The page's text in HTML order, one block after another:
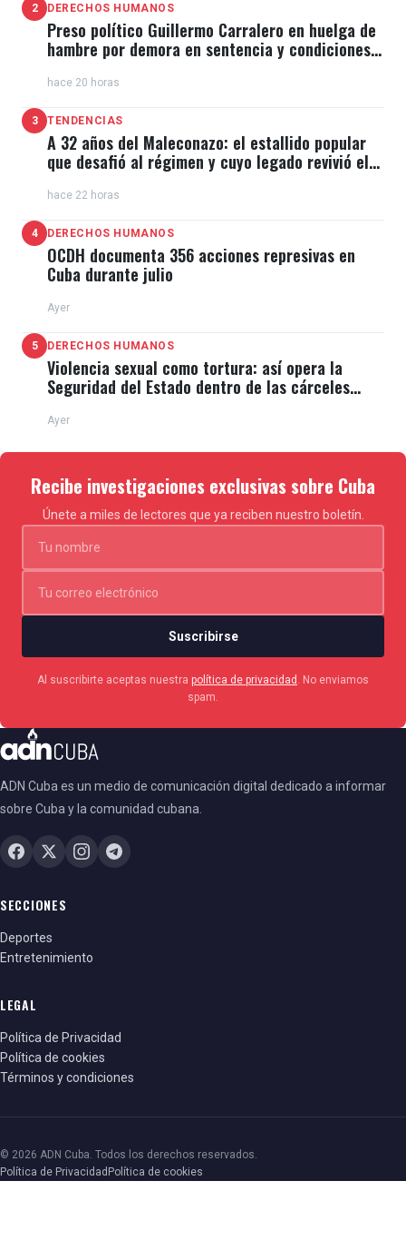
2 DERECHOS HUMANOS
Preso político Guillermo Carralero en huelga de
hambre por demora en sentencia y condiciones
hace 20 horas
3 TENDENCIAS
A 32 años del Maleconazo: el estallido popular
que desafió al régimen y cuyo legado revivió el
hace 22 horas
4 DERECHOS HUMANOS
OCDH documenta 356 acciones represivas en
Cuba durante julio
Ayer
5 DERECHOS HUMANOS
Violencia sexual como tortura: así opera la
Seguridad del Estado dentro de las cárceles
Ayer
Recibe investigaciones exclusivas sobre Cuba
Únete a miles de lectores que ya reciben nuestro boletín.
Suscribirse
Al suscribirte aceptas nuestra política de privacidad . No enviamos
spam.
ADN Cuba es un medio de comunicación digital dedicado a informar
sobre Cuba y la comunidad cubana.
SECCIONES
Deportes
Entretenimiento
LEGAL
Política de Privacidad
Política de cookies
Términos y condiciones
© 2026 ADN Cuba. Todos los derechos reservados.
Política de Privacidad Política de cookies